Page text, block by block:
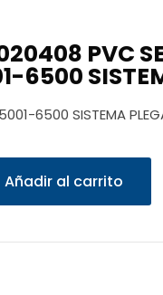
PVC
6500
6500 SISTEMA
Añadir al carrito